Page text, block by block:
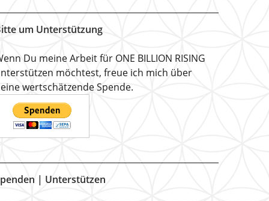
um Unterstützung
Du meine Arbeit für ONE BILLION RISING
möchtest, freue ich mich über
wertschätzende Spende.
| Unterstützen